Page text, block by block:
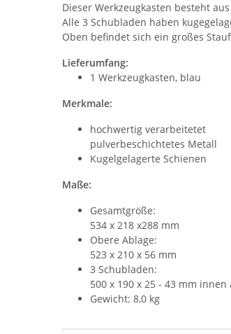
Dieser Werkzeugkasten besteht
Alle 3 Schubladen haben
Oben befindet sich ein großes
Lieferumfang:
1 Werkzeugkasten, blau
Merkmale:
hochwertig verarbeitetet
pulverbeschichtetes Metall
Kugelgelagerte Schienen
Maße:
Gesamtgröße:
534 x 218 x288 mm
Obere Ablage:
523 x 210 x 56 mm
3 Schubladen:
500 x 190 x 25 - 43 mm
Gewicht: 8,0 kg